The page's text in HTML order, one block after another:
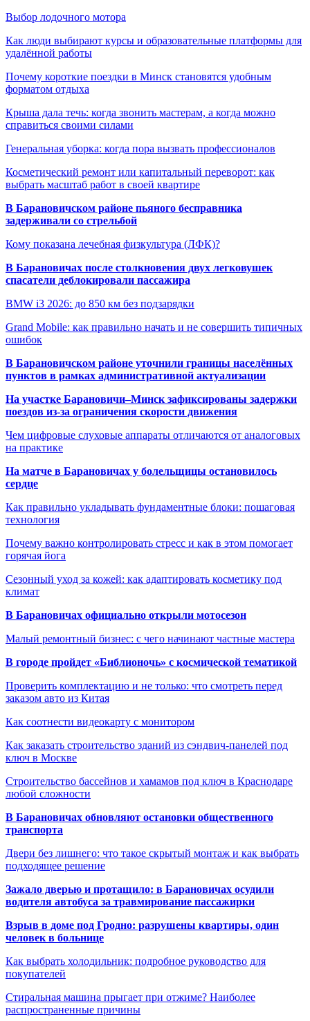
Выбор лодочного мотора
Как люди выбирают курсы и образовательные платформы для
удалённой работы
Почему короткие поездки в Минск становятся удобным
форматом отдыха
Крыша дала течь: когда звонить мастерам, а когда можно
справиться своими силами
Генеральная уборка: когда пора вызвать профессионалов
Косметический ремонт или капитальный переворот: как
выбрать масштаб работ в своей квартире
В Барановичском районе пьяного бесправника
задерживали со стрельбой
Кому показана лечебная физкультура (ЛФК)?
В Барановичах после столкновения двух легковушек
спасатели деблокировали пассажира
BMW i3 2026: до 850 км без подзарядки
Grand Mobile: как правильно начать и не совершить типичных
ошибок
В Барановичском районе уточнили границы населённых
пунктов в рамках административной актуализации
На участке Барановичи–Минск зафиксированы задержки
поездов из-за ограничения скорости движения
Чем цифровые слуховые аппараты отличаются от аналоговых
на практике
На матче в Барановичах у болельщицы остановилось
сердце
Как правильно укладывать фундаментные блоки: пошаговая
технология
Почему важно контролировать стресс и как в этом помогает
горячая йога
Сезонный уход за кожей: как адаптировать косметику под
климат
В Барановичах официально открыли мотосезон
Малый ремонтный бизнес: с чего начинают частные мастера
В городе пройдет «Библионочь» с космической тематикой
Проверить комплектацию и не только: что смотреть перед
заказом авто из Китая
Как соотнести видеокарту с монитором
Как заказать строительство зданий из сэндвич-панелей под
ключ в Москве
Строительство бассейнов и хамамов под ключ в Краснодаре
любой сложности
В Барановичах обновляют остановки общественного
транспорта
Двери без лишнего: что такое скрытый монтаж и как выбрать
подходящее решение
Зажало дверью и протащило: в Барановичах осудили
водителя автобуса за травмирование пассажирки
Взрыв в доме под Гродно: разрушены квартиры, один
человек в больнице
Как выбрать холодильник: подробное руководство для
покупателей
Стиральная машина прыгает при отжиме? Наиболее
распространенные причины